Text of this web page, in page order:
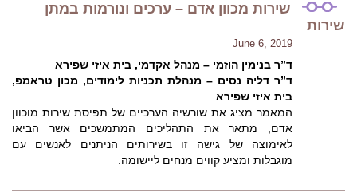
שירות מכוון אדם – ערכים ונורמות במתן
שירות
June 6, 2019
ד”ר בנימין הוזמי – מנהל אקדמי, בית איזי שפירא
ד”ר דליה נסים – מנהלת תכניות לימודים, מכון טראמפ,
בית איזי שפירא
המאמר מציג את שורשיה הערכיים של תפיסת שירות מוכוון
אדם, מתאר את התהליכים המתמשכים אשר הביאו
לאימוצה של גישה זו בשירותים הניתנים לאנשים עם
מוגבלות ומציע קווים מנחים ליישומה.